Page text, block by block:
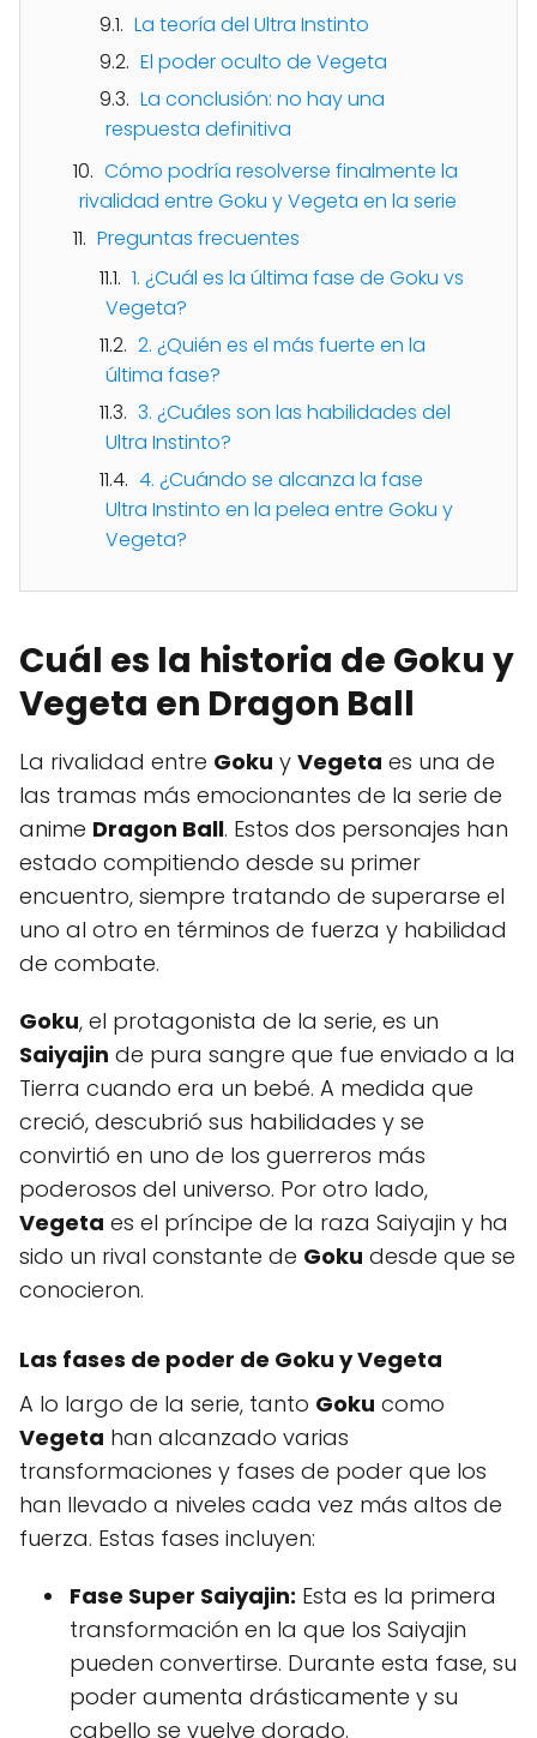
La teoría del Ultra Instinto
El poder oculto de Vegeta
La conclusión: no hay una
respuesta definitiva
Cómo podría resolverse finalmente la
rivalidad entre Goku y Vegeta en la serie
Preguntas frecuentes
1. ¿Cuál es la última fase de Goku vs
Vegeta?
2. ¿Quién es el más fuerte en la
última fase?
3. ¿Cuáles son las habilidades del
Ultra Instinto?
4. ¿Cuándo se alcanza la fase
Ultra Instinto en la pelea entre Goku y
Vegeta?
Cuál es la historia de Goku y
Vegeta en Dragon Ball
La rivalidad entre Goku y Vegeta es una de
las tramas más emocionantes de la serie de
anime Dragon Ball. Estos dos personajes han
estado compitiendo desde su primer
encuentro, siempre tratando de superarse el
uno al otro en términos de fuerza y habilidad
de combate.
Goku, el protagonista de la serie, es un
Saiyajin de pura sangre que fue enviado a la
Tierra cuando era un bebé. A medida que
creció, descubrió sus habilidades y se
convirtió en uno de los guerreros más
poderosos del universo. Por otro lado,
Vegeta es el príncipe de la raza Saiyajin y ha
sido un rival constante de Goku desde que se
conocieron.
Las fases de poder de Goku y Vegeta
A lo largo de la serie, tanto Goku como
Vegeta han alcanzado varias
transformaciones y fases de poder que los
han llevado a niveles cada vez más altos de
fuerza. Estas fases incluyen:
Fase Super Saiyajin: Esta es la primera
transformación en la que los Saiyajin
pueden convertirse. Durante esta fase, su
poder aumenta drásticamente y su
cabello se vuelve dorado.